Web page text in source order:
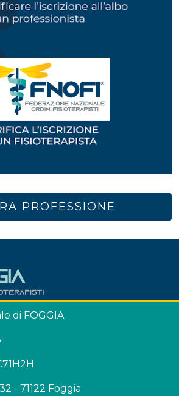
PROFESSIONE
di FOGGIA
- 71122 Foggia